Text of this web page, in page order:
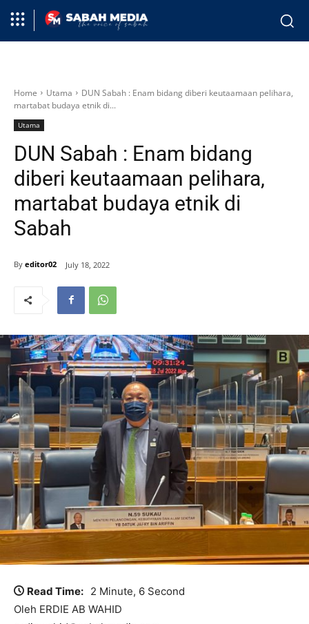
Home Utama
DUN Sabah : Enam bidang diberi keutaamaan pelihara,
martabat budaya etnik di...
Utama
DUN Sabah : Enam bidang
diberi keutaamaan pelihara,
martabat budaya etnik di
Sabah
By editor02 July 18, 2022
Read Time: 2 Minute, 6 Second
Oleh ERDIE AB WAHID